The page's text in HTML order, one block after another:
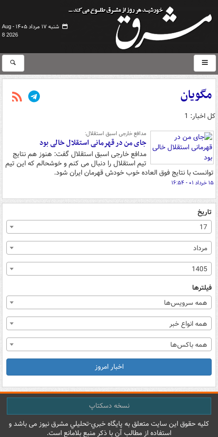
شنبه ۱۷ مرداد ۱۴۰۵ -
Aug
8 2026
مگویان
کل اخبار: 1
مدافع خارجی اسبق استقلال:
جای من در قهرمانی استقلال خالی بود
مدافع خارجی اسبق استقلال گفت: هنوز هم نتایج
تیم استقلال را دنبال می کنم و خوشحالم که این تیم
توانست با نتایج فوق العاده خوب خودش قهرمان ایران شود.
۱۵ خرداد ۰۱ - ۱۶:۵۴
تاریخ
17
مرداد
1405
فیلترها
همه سرویس‌ها
همه انواع خبر
همه باکس‌ها
اخبار امروز
نسخه دسکتاپ
کليه حقوق اين سايت متعلق به پایگاه خبري-تحليلي مشرق نيوز می باشد و
استفاده از مطالب آن با ذکر منبع بلامانع است.